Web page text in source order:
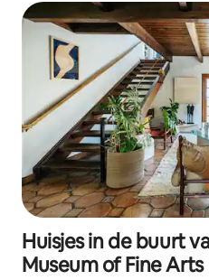
Huisjes in de buurt
Museum of Fine Arts